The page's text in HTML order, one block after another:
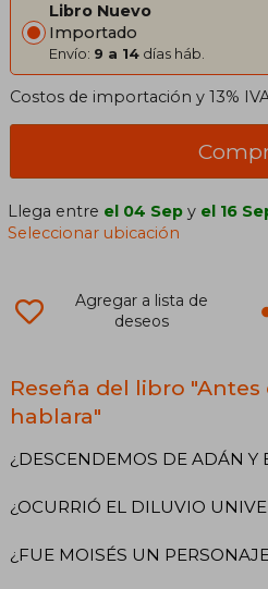
Libro Nuevo
Importado
Envío: 9 a 14 días háb.
Costos de importación y 13%
Llega entre el 04 Sep y el 16
Seleccionar ubicación
Agregar a lista de
deseos
Reseña del libro "Antes
hablara"
¿DESCENDEMOS DE ADÁN Y
¿OCURRIÓ EL DILUVIO
¿FUE MOISÉS UN